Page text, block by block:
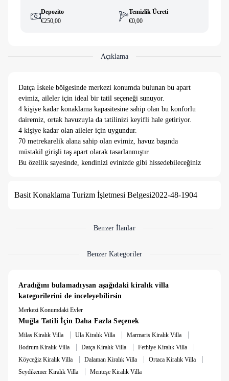
Depozito
€250,00
Temizlik Ücreti
€0,00
Açıklama
Datça İskele bölgesinde merkezi konumda bulunan bu apart
evimiz, aileler için ideal bir tatil seçeneği sunuyor.
4 kişiye kadar konaklama kapasitesine sahip olan bu konforlu
dairemiz, ortak havuzuyla da tatilinizi keyifli hale getiriyor.
4 kişiye kadar olan aileler için uygundur.
70 metrekarelik alana sahip olan evimiz, havuz başında
müstakil girişli taş apart olarak tasarlanmıştır.
Bu özellik sayesinde, kendinizi evinizde gibi hissedebileceğiniz
konforlu olanaklarla donatılmıştır.
Basit Konaklama Turizm İşletmesi Belgesi2022-48-1904
Benzer İlanlar
Benzer Kategoriler
Aradığını bulamadıysan aşağıdaki kiralık villa
kategorilerini de inceleyebilirsin
Merkezi Konumdaki Evler
Muğla Tatili İçin Daha Fazla Seçenek
Milas Kiralık Villa | Ula Kiralık Villa | Marmaris Kiralık Villa |
Bodrum Kiralık Villa | Datça Kiralık Villa | Fethiye Kiralık Villa |
Köyceğiz Kiralık Villa | Dalaman Kiralık Villa | Ortaca Kiralık Villa |
Seydikemer Kiralık Villa | Menteşe Kiralık Villa